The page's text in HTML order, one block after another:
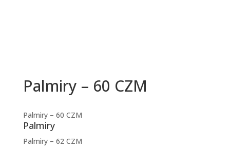
Palmiry – 60 CZM
Palmiry – 60 CZM
Palmiry
Palmiry – 62 CZM